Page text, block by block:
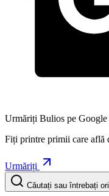
Urmăriți Bulios pe
Fiți printre primii care află
Urmăriți
Căutați sau întrebați